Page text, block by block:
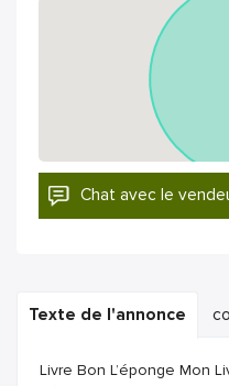
Chat avec le
Texte de l'annonce
Livre Bon L’éponge Mon